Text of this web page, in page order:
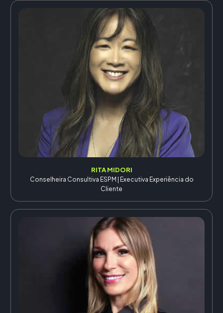
RITA MIDORI
Conselheira Consultiva ESPM | Executiva Experiência do
Cliente